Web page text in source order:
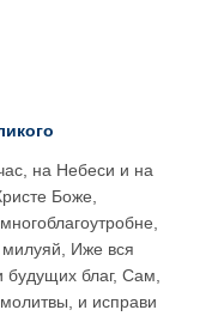
на Небеси и на
Боже,
Иже вся
благ, Сам,
и исправи